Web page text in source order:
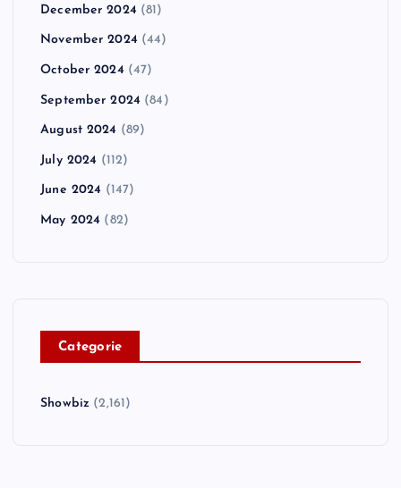
December 2024 (81)
November 2024 (44)
October 2024 (47)
September 2024 (84)
August 2024 (89)
July 2024 (112)
June 2024 (147)
May 2024 (82)
Categorie
Showbiz (2,161)